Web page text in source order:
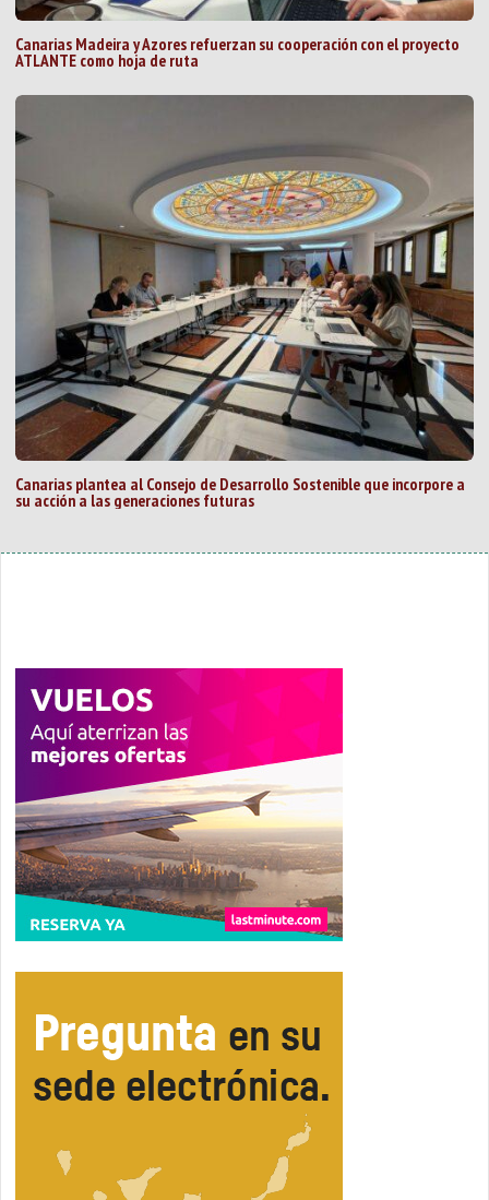
Canarias Madeira y Azores refuerzan su cooperación con el proyecto
ATLANTE como hoja de ruta
Canarias plantea al Consejo de Desarrollo Sostenible que incorpore a
su acción a las generaciones futuras